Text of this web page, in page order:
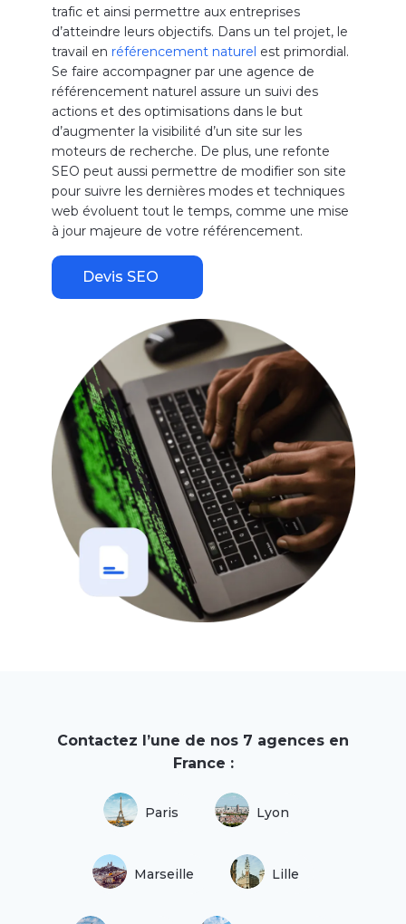
trafic et ainsi permettre aux entreprises
d’atteindre leurs objectifs. Dans un tel projet, le
travail en référencement naturel est primordial.
Se faire accompagner par une agence de
référencement naturel assure un suivi des
actions et des optimisations dans le but
d’augmenter la visibilité d’un site sur les
moteurs de recherche. De plus, une refonte
SEO peut aussi permettre de modifier son site
pour suivre les dernières modes et techniques
web évoluent tout le temps, comme une mise
à jour majeure de votre référencement.
Devis SEO
Contactez l’une de nos 7 agences en
France :
Paris Lyon
Marseille Lille